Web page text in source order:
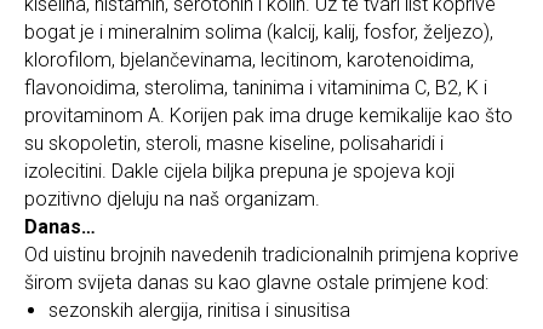
bogat je i mineralnim solima (kalcij, kalij, fosfor, željezo),
klorofilom, bjelančevinama, lecitinom, karotenoidima,
flavonoidima, sterolima, taninima i vitaminima C, B2, K i
provitaminom A. Korijen pak ima druge kemikalije kao što
su skopoletin, steroli, masne kiseline, polisaharidi i
izolecitini. Dakle cijela biljka prepuna je spojeva koji
pozitivno djeluju na naš organizam.
Danas…
Od uistinu brojnih navedenih tradicionalnih primjena koprive
širom svijeta danas su kao glavne ostale primjene kod:
sezonskih alergija, rinitisa i sinusitisa